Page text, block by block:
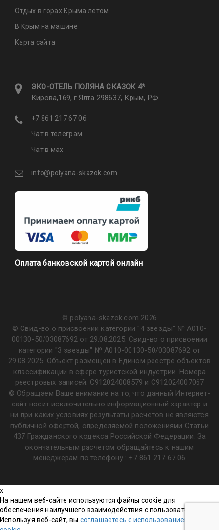
Отдых в горах Крыма летом
В Крым на машине
Карта сайта
ЭКО-ОТЕЛЬ ПОЛЯНА CКАЗОК 4*
Кирова,169, г.Ялта 298637, Крым, РФ
+7 861 217 67 06
Чат в телеграм
Чат в мах
info@polyana-skazok.com
Оплата банковской картой онлайн
© polyana-skazok.com 2026
© Свид-во о присвоении категории "4 звезды" № А010-
00130-50/03087692 от 29.08.2025. Свид-во о присвоении
категории "3 звезды" № А010-00130-50/03087692 от
29.08.2025. Объект размещен в Едином реестре объектов
классификации в сфере туристской индустрии. Номера
реестровых записей: С912024008579 и С912024007067
© Обращаем Ваше внимание на то, что данный Интернет-
сайт носит исключительно информационный характер и
ни при каких условиях результаты расчетов не являются
публичной офертой, определяемой положениями Статьи
437 Гражданского кодекса Российской Федерации. За
окончательным расчетом обращайтесь к нашим
менеджерам по телефону : +7 861 217 67 06
x
На нашем веб-сайте используются файлы cookie для
обеспечения наилучшего взаимодействия с пользователем.
Используя веб-сайт, вы соглашаетесь с использованием файлов